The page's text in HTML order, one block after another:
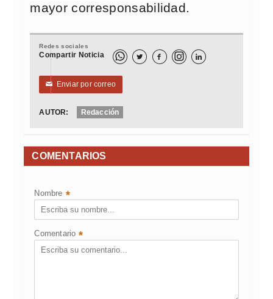
mayor corresponsabilidad.
Redes sociales
Compartir Noticia   
✉ Enviar por correo
AUTOR: Redacción
COMENTARIOS
Nombre *
Comentario *